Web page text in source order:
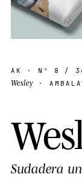
AK · Nº 8 /
Wesley ·
Wesl
Sudadera